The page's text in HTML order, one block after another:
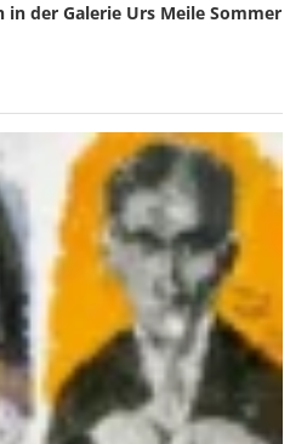
in der Galerie Urs Meile Sommer